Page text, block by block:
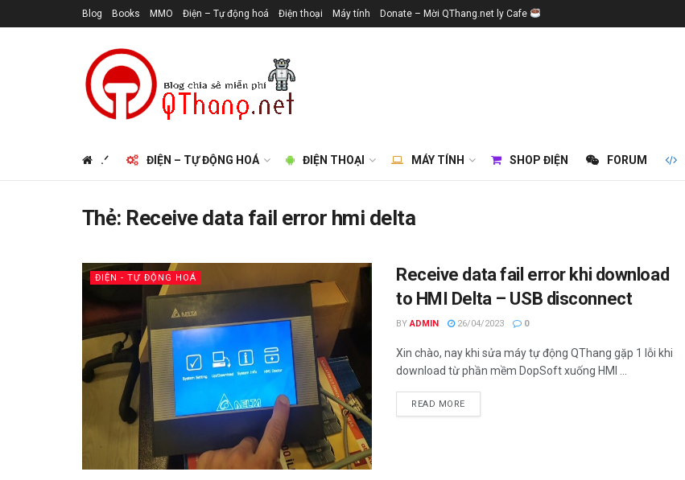
Blog Books MMO Điện – Tự động hoá Điện thoại Máy tính Donate – Mời QThang.net ly Cafe
.ᐟ ĐIỆN – TỰ ĐỘNG HOÁ ĐIỆN THOẠI MÁY TÍNH SHOP ĐIỆN FORUM
Thẻ: Receive data fail error hmi delta
ĐIỆN - TỰ ĐỘNG HOÁ
Receive data fail error khi download
to HMI Delta – USB disconnect
BY ADMIN 26/04/2023 0
Xin chào, nay khi sửa máy tự động QThang gặp 1 lỗi khi
download từ phần mềm DopSoft xuống HMI ...
READ MORE